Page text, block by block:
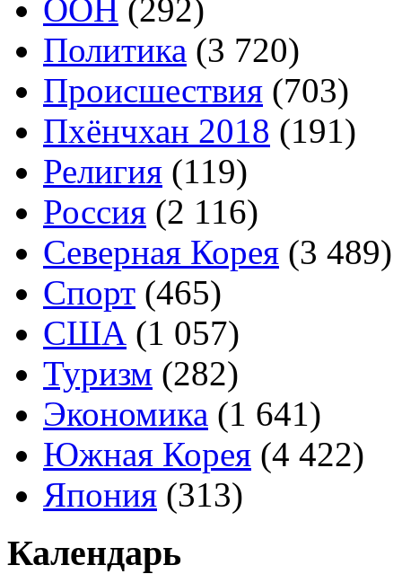
ООН (292)
Политика (3 720)
Происшествия (703)
Пхёнчхан 2018 (191)
Религия (119)
Россия (2 116)
Северная Корея (3 489)
Спорт (465)
США (1 057)
Туризм (282)
Экономика (1 641)
Южная Корея (4 422)
Япония (313)
Календарь